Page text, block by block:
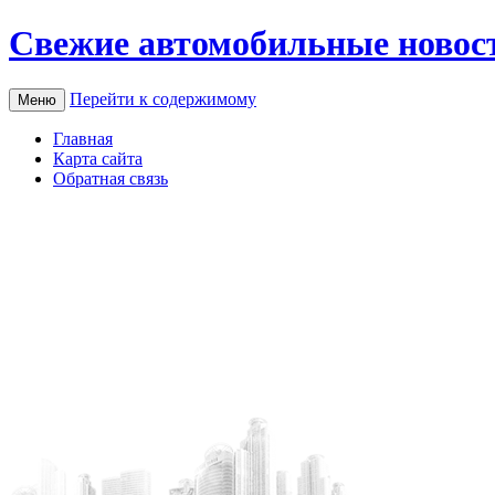
Свежие автомобильные
Меню Перейти к содержимому
Главная
Карта сайта
Обратная связь